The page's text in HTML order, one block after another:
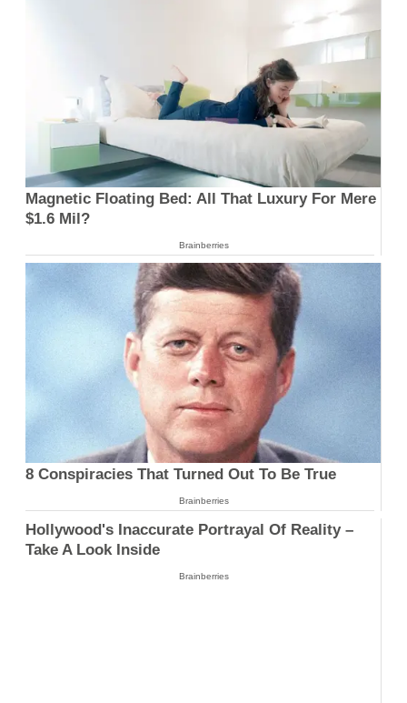
Magnetic Floating Bed: All That Luxury For Mere
$1.6 Mil?
Brainberries
8 Conspiracies That Turned Out To Be True
Brainberries
Hollywood's Inaccurate Portrayal Of Reality –
Take A Look Inside
Brainberries